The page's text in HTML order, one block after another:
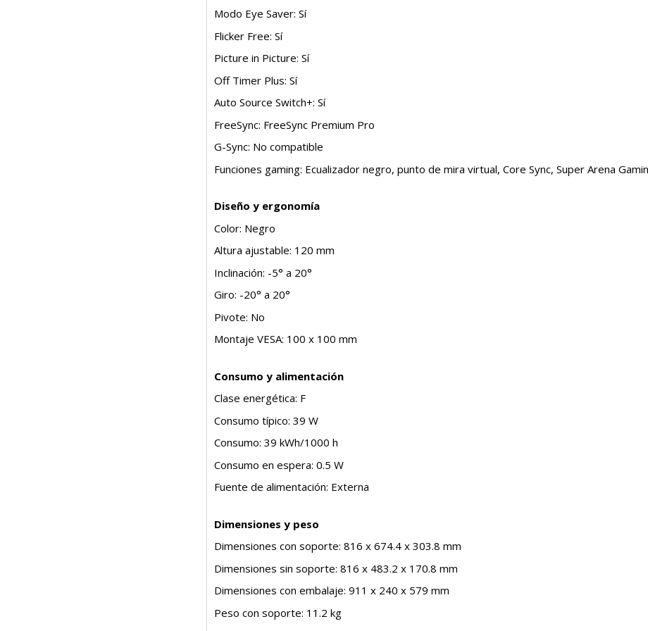
Modo Eye Saver: Sí
Flicker Free: Sí
Picture in Picture: Sí
Off Timer Plus: Sí
Auto Source Switch+: Sí
FreeSync: FreeSync Premium Pro
G-Sync: No compatible
Funciones gaming: Ecualizador negro, punto de mira virtual, Core Sync, Super Arena
Diseño y ergonomía
Color: Negro
Altura ajustable: 120 mm
Inclinación: -5° a 20°
Giro: -20° a 20°
Pivote: No
Montaje VESA: 100 x 100 mm
Consumo y alimentación
Clase energética: F
Consumo típico: 39 W
Consumo: 39 kWh/1000 h
Consumo en espera: 0.5 W
Fuente de alimentación: Externa
Dimensiones y peso
Dimensiones con soporte: 816 x 674.4 x 303.8 mm
Dimensiones sin soporte: 816 x 483.2 x 170.8 mm
Dimensiones con embalaje: 911 x 240 x 579 mm
Peso con soporte: 11.2 kg